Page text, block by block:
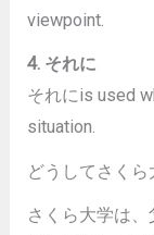
viewpoint.
4. それに
それにis used
situation.
どうしてさくら
さくら大学は、